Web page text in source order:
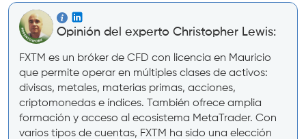
Opinión del experto Christopher Lewis:
FXTM es un bróker de CFD con licencia en Mauricio
que permite operar en múltiples clases de activos:
divisas, metales, materias primas, acciones,
criptomonedas e índices. También ofrece amplia
formación y acceso al ecosistema MetaTrader. Con
varios tipos de cuentas, FXTM ha sido una elección